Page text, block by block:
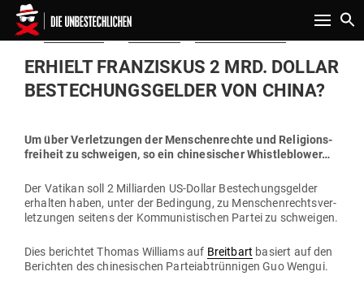
Toggle
Am
ERHIELT FRAN­ZISKUS 2 MRD. DOLLAR
BESTECHUNGS­GELDER VON CHINA?
Um über Ver­let­zungen der Men­schen­rechte und Reli­gi­ons­
freiheit zu schweigen, so ein chi­ne­si­scher Whistleblower…
Der Vatikan soll 2 Mil­li­arden US-Dollar Bestechungs­gelder
erhalten haben, unter der Bedingung, zu Men­schen­rechts­ver­
let­zungen seitens der Kom­mu­nis­ti­schen Partei zu schweigen.
Dies berichtet Thomas Wil­liams auf Breitbart basiert auf den
Berichten des chi­ne­si­schen Par­tei­ab­trün­nigen Guo Wengui.